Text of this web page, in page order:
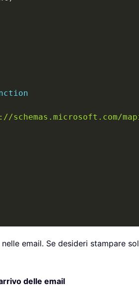
schemas.microsoft.com/
email. Se desideri stampare
delle email